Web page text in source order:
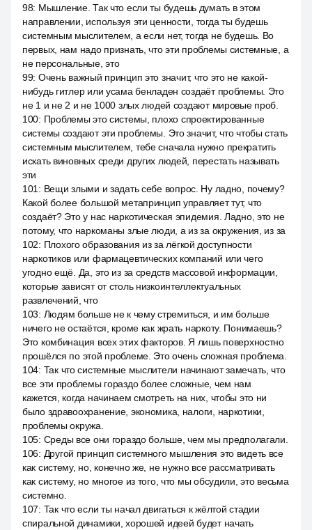
98: Мышление. Так что если ты будешь думать в этом
направлении, используя эти ценности, тогда ты будешь
системным мыслителем, а если нет, тогда не будешь. Во
первых, нам надо признать, что эти проблемы системные, а
не персональные, это
99: Очень важный принцип это значит, что это не какой-
нибудь гитлер или усама бенладен создаёт проблемы. Это
не 1 и не 2 и не 1000 злых людей создают мировые проб.
100: Проблемы это системы, плохо спроектированные
системы создают эти проблемы. Это значит, что чтобы стать
системным мыслителем, тебе сначала нужно прекратить
искать виновных среди других людей, перестать называть
эти
101 : Вещи злыми и задать себе вопрос. Ну ладно, почему?
Какой более большой метапринцип управляет тут, что
создаёт? Это у нас наркотическая эпидемия. Ладно, это не
потому, что наркоманы злые люди, а из за окружения, из за
102: Плохого образования из за лёгкой доступности
наркотиков или фармацевтических компаний или чего
угодно ещё. Да, это из за средств массовой информации,
которые зависят от столь низкоинтеллектуальных
развлечений, что
103: Людям больше не к чему стремиться, и им больше
ничего не остаётся, кроме как жрать наркоту. Понимаешь?
Это комбинация всех этих факторов. Я лишь поверхностно
прошёлся по этой проблеме. Это очень сложная проблема.
104: Так что системные мыслители начинают замечать, что
все эти проблемы гораздо более сложные, чем нам
кажется, когда начинаем смотреть на них, чтобы это ни
было здравоохранение, экономика, налоги, наркотики,
проблемы окружа.
105: Среды все они гораздо больше, чем мы предполагали.
106: Другой принцип системного мышления это видеть все
как систему, но, конечно же, не нужно все рассматривать
как систему, но многое из того, что мы обсудили, это весьма
системно.
107: Так что если ты начал двигаться к жёлтой стадии
спиральной динамики, хорошей идеей будет начать